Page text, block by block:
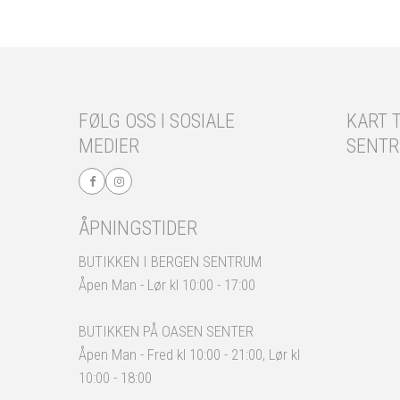
FØLG OSS I SOSIALE
MEDIER
ÅPNINGSTIDER
BUTIKKEN I BERGEN SENTRUM
Åpen Man - Lør kl 10:00 - 17:00
BUTIKKEN PÅ OASEN SENTER
Åpen Man - Fred kl 10:00 - 21:00, Lør kl
10:00 - 18:00
KART